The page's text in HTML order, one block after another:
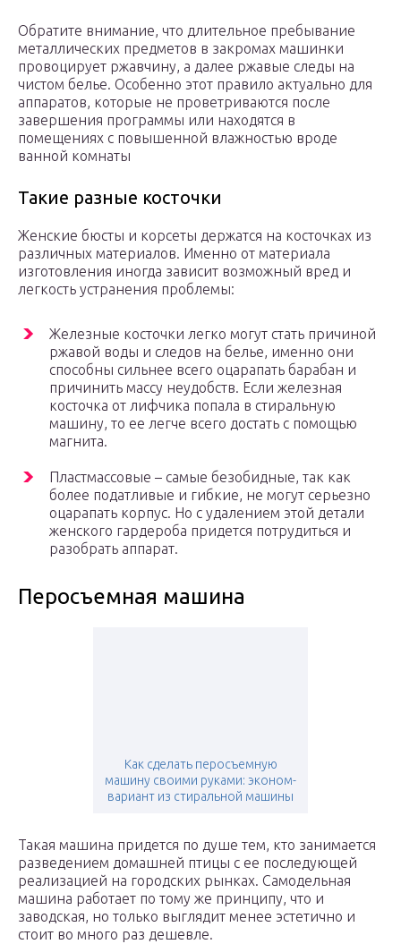
Обратите внимание, что длительное пребывание
металлических предметов в закромах машинки
провоцирует ржавчину, а далее ржавые следы на
чистом белье. Особенно этот правило актуально для
аппаратов, которые не проветриваются после
завершения программы или находятся в
помещениях с повышенной влажностью вроде
ванной комнаты
Такие разные косточки
Женские бюсты и корсеты держатся на косточках из
различных материалов. Именно от материала
изготовления иногда зависит возможный вред и
легкость устранения проблемы:
Железные косточки легко могут стать причиной
ржавой воды и следов на белье, именно они
способны сильнее всего оцарапать барабан и
причинить массу неудобств. Если железная
косточка от лифчика попала в стиральную
машину, то ее легче всего достать с помощью
магнита.
Пластмассовые – самые безобидные, так как
более податливые и гибкие, не могут серьезно
оцарапать корпус. Но с удалением этой детали
женского гардероба придется потрудиться и
разобрать аппарат.
Перосъемная машина
Как сделать перосъемную
машину своими руками: эконом-
вариант из стиральной машины
Такая машина придется по душе тем, кто занимается
разведением домашней птицы с ее последующей
реализацией на городских рынках. Самодельная
машина работает по тому же принципу, что и
заводская, но только выглядит менее эстетично и
стоит во много раз дешевле.